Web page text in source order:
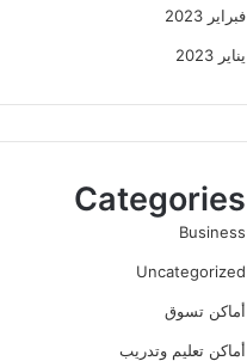
فبراير 2023
يناير 2023
Categories
Business
Uncategorized
أماكن تسوق
أماكن تعليم وتدريب